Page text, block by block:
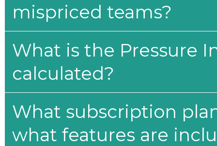
mispriced teams?
What is the Pressure
calculated?
What subscription
what features are